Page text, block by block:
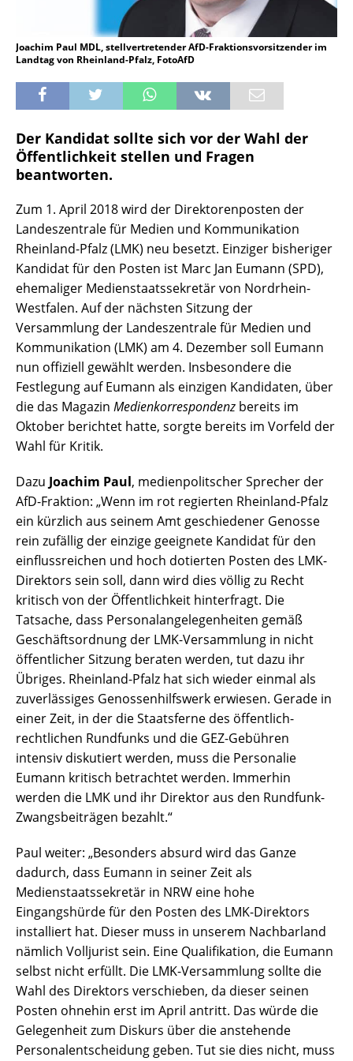
Joachim Paul MDL, stellvertretender AfD-Fraktionsvorsitzender im
Landtag von Rheinland-Pfalz, FotoAfD
Der Kandidat sollte sich vor der Wahl der
Öffentlichkeit stellen und Fragen
beantworten.
Zum 1. April 2018 wird der Direktorenposten der
Landeszentrale für Medien und Kommunikation
Rheinland-Pfalz (LMK) neu besetzt. Einziger bisheriger
Kandidat für den Posten ist Marc Jan Eumann (SPD),
ehemaliger Medienstaatssekretär von Nordrhein-
Westfalen. Auf der nächsten Sitzung der
Versammlung der Landeszentrale für Medien und
Kommunikation (LMK) am 4. Dezember soll Eumann
nun offiziell gewählt werden. Insbesondere die
Festlegung auf Eumann als einzigen Kandidaten, über
die das Magazin Medienkorrespondenz bereits im
Oktober berichtet hatte, sorgte bereits im Vorfeld der
Wahl für Kritik.
Dazu Joachim Paul, medienpolitscher Sprecher der
AfD-Fraktion: „Wenn im rot regierten Rheinland-Pfalz
ein kürzlich aus seinem Amt geschiedener Genosse
rein zufällig der einzige geeignete Kandidat für den
einflussreichen und hoch dotierten Posten des LMK-
Direktors sein soll, dann wird dies völlig zu Recht
kritisch von der Öffentlichkeit hinterfragt. Die
Tatsache, dass Personalangelegenheiten gemäß
Geschäftsordnung der LMK-Versammlung in nicht
öffentlicher Sitzung beraten werden, tut dazu ihr
Übriges. Rheinland-Pfalz hat sich wieder einmal als
zuverlässiges Genossenhilfswerk erwiesen. Gerade in
einer Zeit, in der die Staatsferne des öffentlich-
rechtlichen Rundfunks und die GEZ-Gebühren
intensiv diskutiert werden, muss die Personalie
Eumann kritisch betrachtet werden. Immerhin
werden die LMK und ihr Direktor aus den Rundfunk-
Zwangsbeiträgen bezahlt.“
Paul weiter: „Besonders absurd wird das Ganze
dadurch, dass Eumann in seiner Zeit als
Medienstaatssekretär in NRW eine hohe
Eingangshürde für den Posten des LMK-Direktors
installiert hat. Dieser muss in unserem Nachbarland
nämlich Volljurist sein. Eine Qualifikation, die Eumann
selbst nicht erfüllt. Die LMK-Versammlung sollte die
Wahl des Direktors verschieben, da dieser seinen
Posten ohnehin erst im April antritt. Das würde die
Gelegenheit zum Diskurs über die anstehende
Personalentscheidung geben. Tut sie dies nicht, muss